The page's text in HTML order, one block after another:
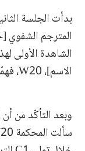
بدأت الجلسة
الشاهدة الأولى
الاسم]، W20، فهمًا تامّا، نظرًا لأنهما من العراق.
وبعد التأكّد من